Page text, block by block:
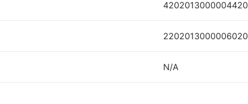
4202013000004420
2202013000006020
N/A